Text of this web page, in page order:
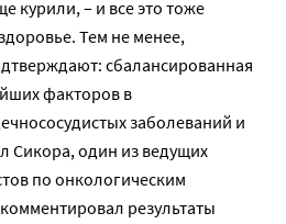
курили, – и все это тоже
Тем не менее,
сбалансированная
факторов в
заболеваний и
Сикора, один из ведущих
по онкологическим
результаты